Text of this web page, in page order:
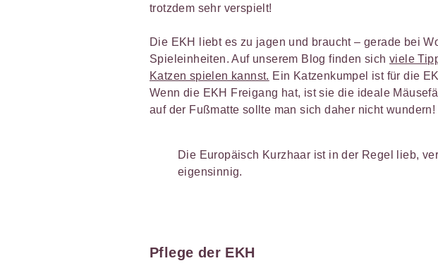
trotzdem sehr verspielt!
Die EKH liebt es zu jagen und braucht – gerade bei
Spieleinheiten. Auf unserem Blog finden sich viele
Katzen spielen kannst. Ein Katzenkumpel ist für die
Wenn die EKH Freigang hat, ist sie die ideale
auf der Fußmatte sollte man sich daher nicht wundern!
Die Europäisch Kurzhaar ist in der Regel lieb,
eigensinnig.
Pflege der EKH